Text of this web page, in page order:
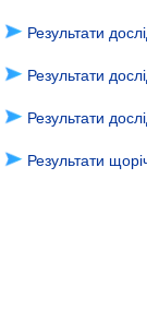
Результати
Результати
Результати
Результати